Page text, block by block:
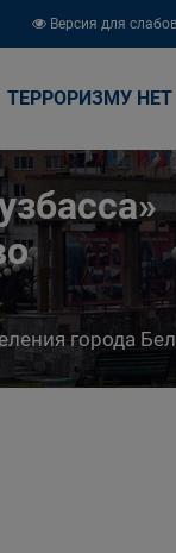
Версия для
ТЕРРОРИЗМУ НЕТ
города